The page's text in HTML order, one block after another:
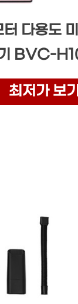
다용도
BVC-
최저가 보기